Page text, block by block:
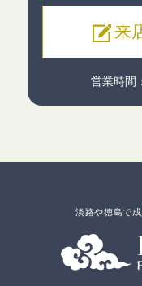
来
営業時間
淡路や徳島で